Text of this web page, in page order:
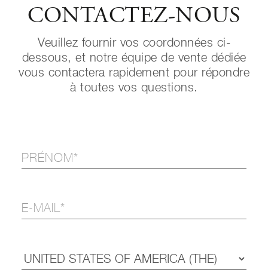
CONTACTEZ-NOUS
Veuillez fournir vos coordonnées ci-
dessous, et notre équipe de vente dédiée
vous contactera rapidement pour répondre
à toutes vos questions.